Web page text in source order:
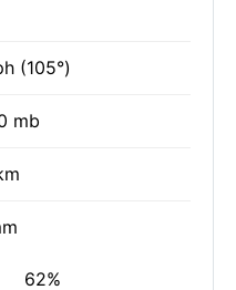
(105°)
mb
62%